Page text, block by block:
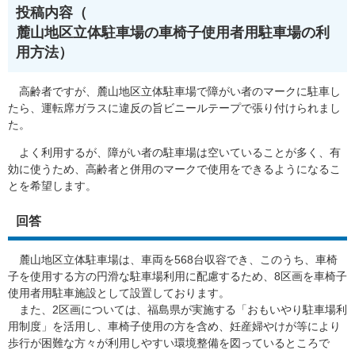
投稿内容（
麓山地区立体駐車場の車椅子使用者用駐車場の利
用方法​）
高齢者ですが、麓山地区立体駐車場で障がい者のマークに駐車し
たら、運転席ガラスに違反の旨ビニールテープで張り付けられまし
た。
よく利用するが、障がい者の駐車場は空いていることが多く、有
効に使うため、高齢者と併用のマークで使用をできるようになるこ
とを希望します。
回答
麓山地区立体駐車場は、車両を568台収容でき、このうち、車椅
子を使用する方の円滑な駐車場利用に配慮するため、8区画を車椅子
使用者用駐車施設として設置しております。
また、2区画については、福島県が実施する「おもいやり駐車場利
用制度」を活用し、車椅子使用の方を含め、妊産婦やけが等により
歩行が困難な方々が利用しやすい環境整備を図っているところで